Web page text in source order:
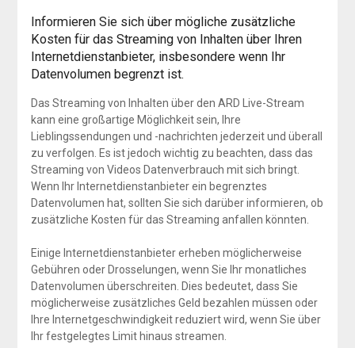
Informieren Sie sich über mögliche zusätzliche
Kosten für das Streaming von Inhalten über Ihren
Internetdienstanbieter, insbesondere wenn Ihr
Datenvolumen begrenzt ist.
Das Streaming von Inhalten über den ARD Live-Stream
kann eine großartige Möglichkeit sein, Ihre
Lieblingssendungen und -nachrichten jederzeit und überall
zu verfolgen. Es ist jedoch wichtig zu beachten, dass das
Streaming von Videos Datenverbrauch mit sich bringt.
Wenn Ihr Internetdienstanbieter ein begrenztes
Datenvolumen hat, sollten Sie sich darüber informieren, ob
zusätzliche Kosten für das Streaming anfallen könnten.
Einige Internetdienstanbieter erheben möglicherweise
Gebühren oder Drosselungen, wenn Sie Ihr monatliches
Datenvolumen überschreiten. Dies bedeutet, dass Sie
möglicherweise zusätzliches Geld bezahlen müssen oder
Ihre Internetgeschwindigkeit reduziert wird, wenn Sie über
Ihr festgelegtes Limit hinaus streamen.